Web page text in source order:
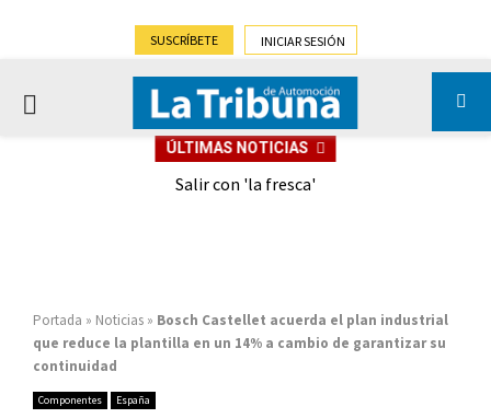
SUSCRÍBETE INICIAR SESIÓN
PRIMARY
ÚLTIMAS NOTICIAS
Salir con 'la fresca'
Portada » Noticias » Bosch Castellet acuerda el plan industrial
que reduce la plantilla en un 14% a cambio de garantizar su
continuidad
Componentes España